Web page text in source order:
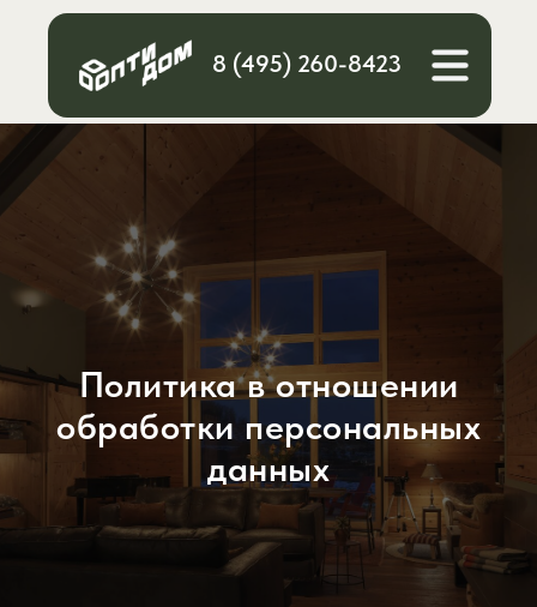
Каталог
Расчет
8 (495) 260-8423
Политика в отношении
обработки персональных
данных